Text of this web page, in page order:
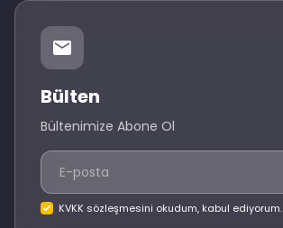
Bülten
Bültenimize Abone Ol
KVKK sözleşmesini okudum, kabul ediyorum.